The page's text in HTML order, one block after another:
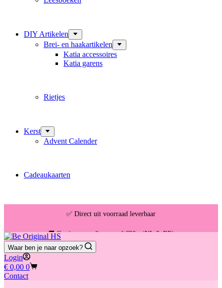
DIY Artikelen
Brei- en haakartikelen
Katia accessoires
Katia garens
Rietjes
Kerst
Advent Calender
Cadeaukaarten
✅ Direct uit voorraad leverbaar
🚚 Gratis verzending vanaf €30,- (NL & BE)
Waar ben je naar opzoek?
Login
Winkelwagen
€ 0,00 0
Contact